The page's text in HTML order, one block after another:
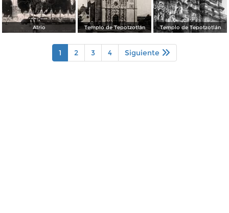
Atrio Templo de Tepotzotlán Templo de Tepotzotlán
1 2 3 4 Siguiente